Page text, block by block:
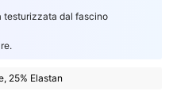
testurizzata dal fascino
25% Elastan